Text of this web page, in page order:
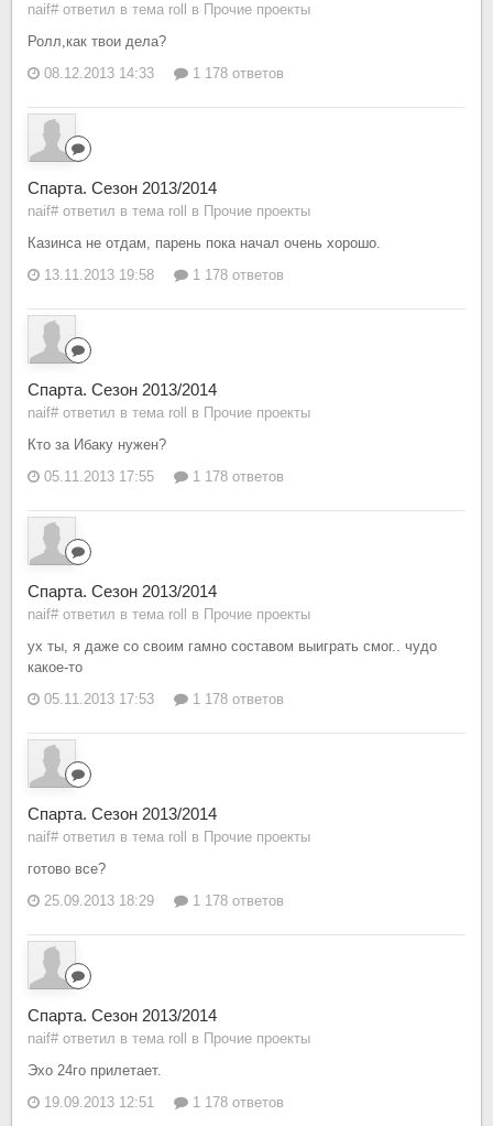
naif# ответил в тема roll в Прочие проекты
Ролл,как твои дела?
08.12.2013 14:33
1 178 ответов
Спарта. Сезон 2013/2014
naif# ответил в тема roll в Прочие проекты
Казинса не отдам, парень пока начал очень хорошо.
13.11.2013 19:58
1 178 ответов
Спарта. Сезон 2013/2014
naif# ответил в тема roll в Прочие проекты
Кто за Ибаку нужен?
05.11.2013 17:55
1 178 ответов
Спарта. Сезон 2013/2014
naif# ответил в тема roll в Прочие проекты
ух ты, я даже со своим гамно составом выиграть смог.. чудо
какое-то
05.11.2013 17:53
1 178 ответов
Спарта. Сезон 2013/2014
naif# ответил в тема roll в Прочие проекты
готово все?
25.09.2013 18:29
1 178 ответов
Спарта. Сезон 2013/2014
naif# ответил в тема roll в Прочие проекты
Эхо 24го прилетает.
19.09.2013 12:51
1 178 ответов